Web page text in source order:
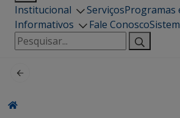
Institucional ServiçosProgramas
Informativos
Fale Conosco
Pesquisar
por: